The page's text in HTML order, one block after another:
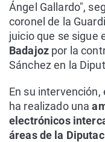
Ángel Gallardo",
coronel de la
juicio que se sigue
Badajozpor la
Sánchez en la
En su
ha realizado una
electrónicos
áreas de la